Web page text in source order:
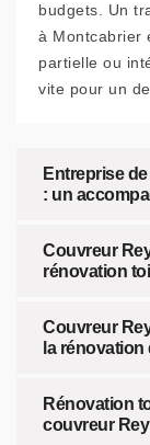
budgets. Un
à Montcabrier
partielle ou
vite pour un
Entreprise
: un
Couvreur
rénovation
Couvreur
la
Rénovation
couvreur